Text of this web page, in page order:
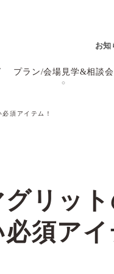
お
プラン/会場見学&相談会
須アイテム！
リット
須アイ